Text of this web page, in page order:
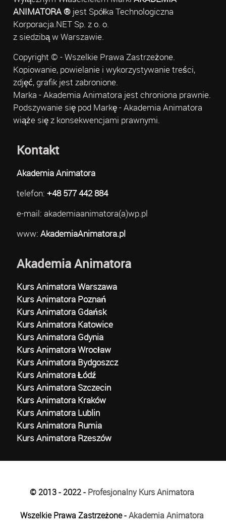
ANIMATORA ®jest Spółka Technologiczna
Korporacja.NET Sp. z o. o.
z siedzibą w Warszawie.
Copyright © - Wszelkie Prawa Zastrzeżone.
Kopiowanie, powielanie i wykorzystywanie treści,
zdjęć, grafik jest zabronione.
Marka - Akademia Animatora jest chroniona prawnie.
Podszywanie się pod Markę - Akademia Animatora
wiąże się z konsekwencjami prawnymi.
Kontakt
Akademia Animatora
telefon: +48 577 442 884
e-mail: akademiaanimatora(a)wp.pl
www: AkademiaAnimatora.pl
Akademia Animatora
Kurs Animatora Warszawa
Kurs Animatora Poznań
Kurs Animatora Gdańsk
Kurs Animatora Katowice
Kurs Animatora Gdynia
Kurs Animatora Wrocław
Kurs Animatora Bydgoszcz
Kurs Animatora Łódź
Kurs Animatora Szczecin
Kurs Animatora Kraków
Kurs Animatora Lublin
Kurs Animatora Rumia
Kurs Animatora Rzeszów
© 2013 - 2022 - Profesjonalny Kurs Animatora
Wszelkie Prawa Zastrzeżone -Akademia Animatora